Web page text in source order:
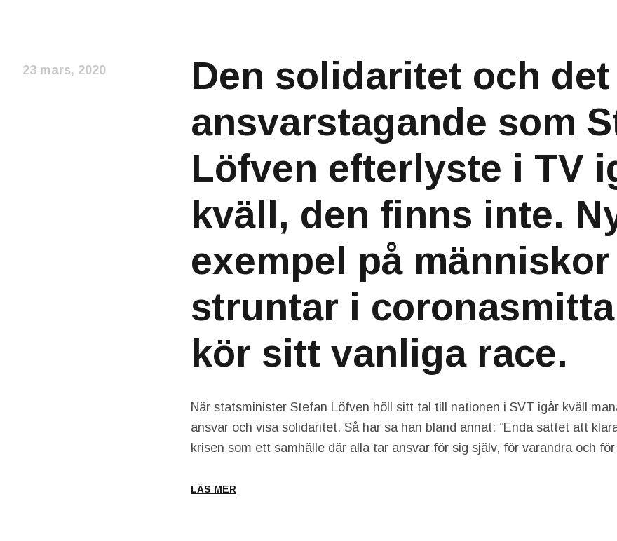
Den solidaritet och det
ansvarstagande som
Löfven efterlyste i TV
kväll, den finns inte.
exempel på
struntar i
kör sitt vanliga race.
23 mars, 2020
När statsminister Stefan Löfven höll sitt tal till nationen i SVT igår kväll
ansvar och visa solidaritet. Så här sa han bland annat: ”Enda sättet att
krisen som ett samhälle där alla tar ansvar för sig själv, för varandra och
LÄS MER